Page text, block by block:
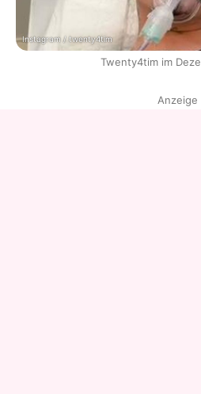
Instagram / twenty4tim
Twenty4tim im
Anzeige